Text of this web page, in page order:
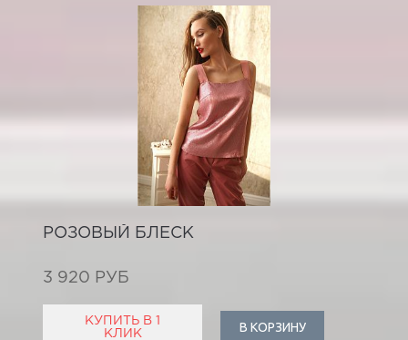
РОЗОВЫЙ БЛЕСК
3 920 РУБ
КУПИТЬ В 1
КЛИК
В КОРЗИНУ